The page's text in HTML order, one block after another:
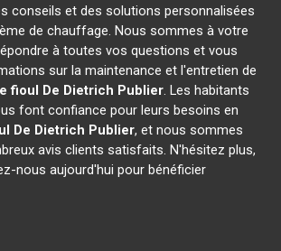
conseils et des solutions personnalisées
de chauffage. Nous sommes à votre
à toutes vos questions et vous
sur la maintenance et l'entretien de
fioul De Dietrich Publier. Les habitants
font confiance pour leurs besoins en
De Dietrich Publier, et nous sommes
avis clients satisfaits. N'hésitez plus,
nous aujourd'hui pour bénéficier